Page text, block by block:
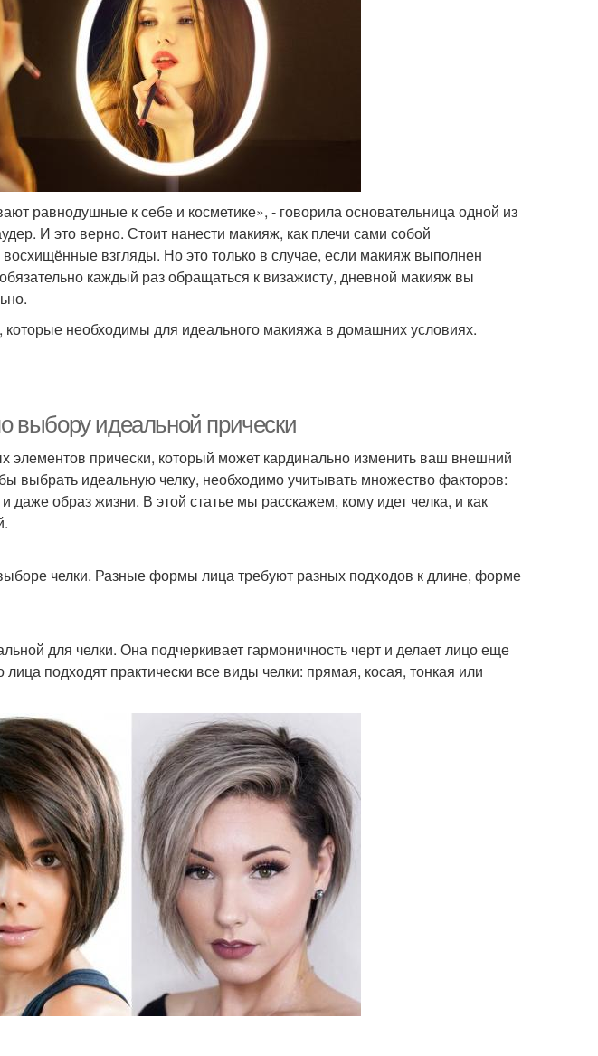
равнодушные к себе и косметике», - говорила основательница одной из
И это верно. Стоит нанести макияж, как плечи сами собой
взгляды. Но это только в случае, если макияж выполнен
каждый раз обращаться к визажисту, дневной макияж вы
необходимы для идеального макияжа в домашних условиях.
выбору идеальной прически
элементов прически, который может кардинально изменить ваш внешний
выбрать идеальную челку, необходимо учитывать множество факторов:
даже образ жизни. В этой статье мы расскажем, кому идет челка, и как
челки. Разные формы лица требуют разных подходов к длине, форме
для челки. Она подчеркивает гармоничность черт и делает лицо еще
подходят практически все виды челки: прямая, косая, тонкая или